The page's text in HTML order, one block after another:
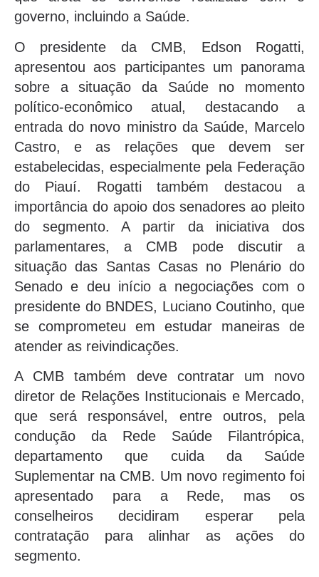
governo, incluindo a Saúde.
O presidente da CMB, Edson Rogatti,
apresentou aos participantes um panorama
sobre a situação da Saúde no momento
político-econômico atual, destacando a
entrada do novo ministro da Saúde, Marcelo
Castro, e as relações que devem ser
estabelecidas, especialmente pela Federação
do Piauí. Rogatti também destacou a
importância do apoio dos senadores ao pleito
do segmento. A partir da iniciativa dos
parlamentares, a CMB pode discutir a
situação das Santas Casas no Plenário do
Senado e deu início a negociações com o
presidente do BNDES, Luciano Coutinho, que
se comprometeu em estudar maneiras de
atender as reivindicações.
A CMB também deve contratar um novo
diretor de Relações Institucionais e Mercado,
que será responsável, entre outros, pela
condução da Rede Saúde Filantrópica,
departamento que cuida da Saúde
Suplementar na CMB. Um novo regimento foi
apresentado para a Rede, mas os
conselheiros decidiram esperar pela
contratação para alinhar as ações do
segmento.